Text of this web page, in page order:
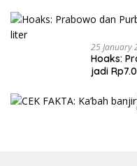
25 January
Hoaks:
jadi